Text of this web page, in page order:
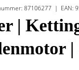
87106277 EAN:
|